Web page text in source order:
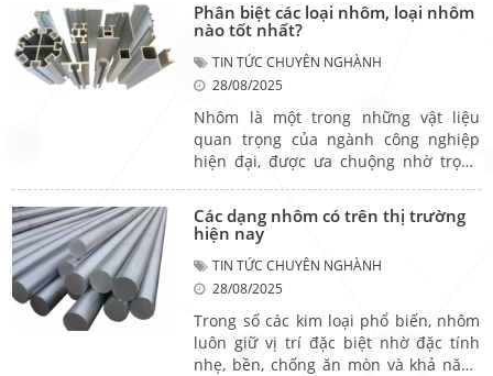
Phân biệt các loại nhôm, loại nhôm
nào tốt nhất?
TIN TỨC CHUYÊN NGHÀNH
28/08/2025
Nhôm là một trong những vật liệu
quan trọng của ngành công nghiệp
hiện đại, được ưa chuộng nhờ trọng
chống ăn mòn tốt. Tuy nhiên, mỗi loại
nhôm lại có thành phần hợp kim và
tiêu chuẩn sản xuất riêng, dẫn đến
khác biệt rõ rệt về tính chất cơ học và
phạm vi ứng dụng. Việc hiểu và phân
biệt đúng từng mác nhôm sẽ giúp lựa
chọn vật liệu tối ưu, giảm chi phí và
nâng cao hiệu quả sản xuất.
Các dạng nhôm có trên thị trường
hiện nay
TIN TỨC CHUYÊN NGHÀNH
28/08/2025
Trong số các kim loại phổ biến, nhôm
luôn giữ vị trí đặc biệt nhờ đặc tính
nhẹ, bền, chống ăn mòn và khả năng